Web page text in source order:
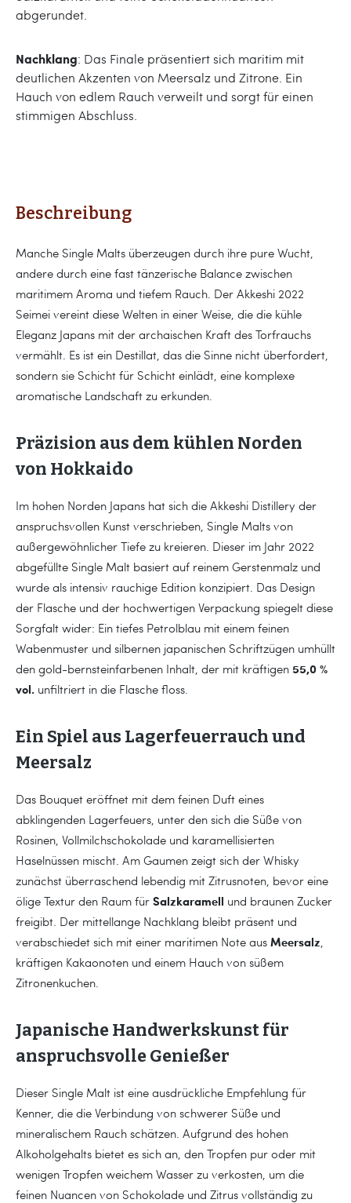
abgerundet.
Nachklang: Das Finale präsentiert sich maritim mit
deutlichen Akzenten von Meersalz und Zitrone. Ein
Hauch von edlem Rauch verweilt und sorgt für einen
stimmigen Abschluss.
Beschreibung
Manche Single Malts überzeugen durch ihre pure Wucht,
andere durch eine fast tänzerische Balance zwischen
maritimem Aroma und tiefem Rauch. Der Akkeshi 2022
Seimei vereint diese Welten in einer Weise, die die kühle
Eleganz Japans mit der archaischen Kraft des Torfrauchs
vermählt. Es ist ein Destillat, das die Sinne nicht überfordert,
sondern sie Schicht für Schicht einlädt, eine komplexe
aromatische Landschaft zu erkunden.
Präzision aus dem kühlen Norden
von Hokkaido
Im hohen Norden Japans hat sich die Akkeshi Distillery der
anspruchsvollen Kunst verschrieben, Single Malts von
außergewöhnlicher Tiefe zu kreieren. Dieser im Jahr 2022
abgefüllte Single Malt basiert auf reinem Gerstenmalz und
wurde als intensiv rauchige Edition konzipiert. Das Design
der Flasche und der hochwertigen Verpackung spiegelt diese
Sorgfalt wider: Ein tiefes Petrolblau mit einem feinen
Wabenmuster und silbernen japanischen Schriftzügen umhüllt
den gold-bernsteinfarbenen Inhalt, der mit kräftigen 55,0 %
vol. unfiltriert in die Flasche floss.
Ein Spiel aus Lagerfeuerrauch und
Meersalz
Das Bouquet eröffnet mit dem feinen Duft eines
abklingenden Lagerfeuers, unter den sich die Süße von
Rosinen, Vollmilchschokolade und karamellisierten
Haselnüssen mischt. Am Gaumen zeigt sich der Whisky
zunächst überraschend lebendig mit Zitrusnoten, bevor eine
ölige Textur den Raum für Salzkaramell und braunen Zucker
freigibt. Der mittellange Nachklang bleibt präsent und
verabschiedet sich mit einer maritimen Note aus Meersalz
kräftigen Kakaonoten und einem Hauch von süßem
Zitronenkuchen.
Japanische Handwerkskunst für
anspruchsvolle Genießer
Dieser Single Malt ist eine ausdrückliche Empfehlung für
Kenner, die die Verbindung von schwerer Süße und
mineralischem Rauch schätzen. Aufgrund des hohen
Alkoholgehalts bietet es sich an, den Tropfen pur oder mit
wenigen Tropfen weichem Wasser zu verkosten, um die
feinen Nuancen von Schokolade und Zitrus vollständig zu